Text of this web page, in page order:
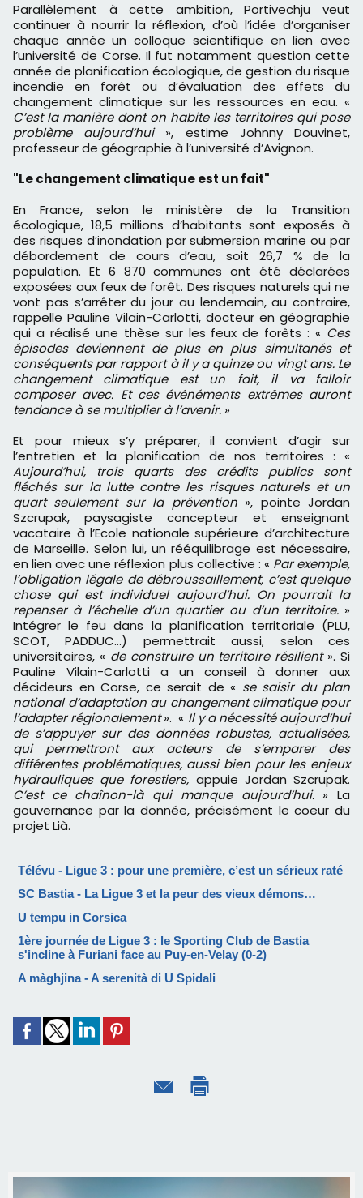
Parallèlement à cette ambition, Portivechju veut
continuer à nourrir la réflexion, d’où l’idée d’organiser
chaque année un colloque scientifique en lien avec
l’université de Corse. Il fut notamment question cette
année de planification écologique, de gestion du risque
incendie en forêt ou d’évaluation des effets du
changement climatique sur les ressources en eau. «
C’est la manière dont on habite les territoires qui pose
problème aujourd’hui», estime Johnny Douvinet,
professeur de géographie à l’université d’Avignon.
"Le changement climatique est un fait"
En France, selon le ministère de la Transition
écologique, 18,5 millions d’habitants sont exposés à
des risques d’inondation par submersion marine ou par
débordement de cours d’eau, soit 26,7 % de la
population. Et 6 870 communes ont été déclarées
exposées aux feux de forêt. Des risques naturels qui ne
vont pas s’arrêter du jour au lendemain, au contraire,
rappelle Pauline Vilain-Carlotti, docteur en géographie
qui a réalisé une thèse sur les feux de forêts : « Ces
épisodes deviennent de plus en plus simultanés et
conséquents par rapport à il y a quinze ou vingt ans. Le
changement climatique est un fait, il va falloir
composer avec. Et ces événéments extrêmes auront
tendance à se multiplier à l’avenir. »
Et pour mieux s’y préparer, il convient d’agir sur
l’entretien et la planification de nos territoires : «
Aujourd’hui, trois quarts des crédits publics sont
fléchés sur la lutte contre les risques naturels et un
quart seulement sur la prévention», pointe Jordan
Szcrupak, paysagiste concepteur et enseignant
vacataire à l’Ecole nationale supérieure d’architecture
de Marseille. Selon lui, un rééquilibrage est nécessaire,
en lien avec une réflexion plus collective : « Par exemple,
l’obligation légale de débroussaillement, c’est quelque
chose qui est individuel aujourd’hui. On pourrait la
repenser à l’échelle d’un quartier ou d’un territoire.»
Intégrer le feu dans la planification territoriale (PLU,
SCOT, PADDUC…) permettrait aussi, selon ces
universitaires, « de construire un territoire résilient». Si
Pauline Vilain-Carlotti a un conseil à donner aux
décideurs en Corse, ce serait de « se saisir du plan
national d’adaptation au changement climatique pour
l’adapter régionalement». « Il y a nécessité aujourd’hui
de s’appuyer sur des données robustes, actualisées,
qui permettront aux acteurs de s’emparer des
différentes problématiques, aussi bien pour les enjeux
hydrauliques que forestiers, appuie Jordan Szcrupak.
C’est ce chaînon-là qui manque aujourd’hui.» La
gouvernance par la donnée, précisément le coeur du
projet Lià.
Télévu - Ligue 3 : pour une première, c’est un sérieux raté
SC Bastia - La Ligue 3 et la peur des vieux démons…
U tempu in Corsica
1ère journée de Ligue 3 : le Sporting Club de Bastia
s'incline à Furiani face au Puy-en-Velay (0-2)
A màghjina - A serenità di U Spidali